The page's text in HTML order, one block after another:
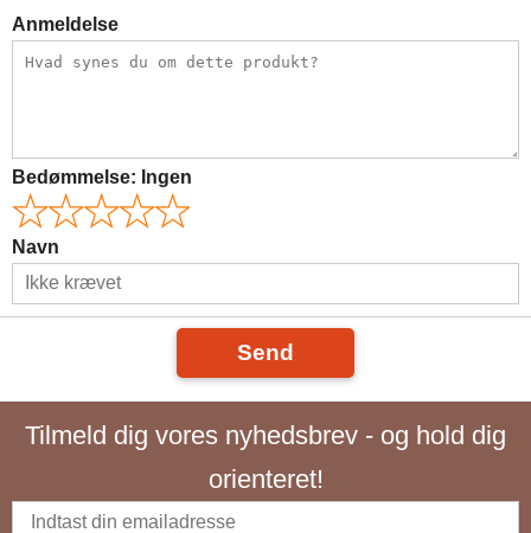
Anmeldelse
Bedømmelse: Ingen
Navn
Send
Tilmeld dig vores nyhedsbrev - og hold dig
orienteret!